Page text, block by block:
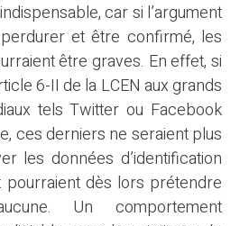
car si l’argument
et être confirmé, les
être graves. En effet, si
6-II de la LCEN aux grands
tels Twitter ou Facebook
ces derniers ne seraient plus
les données d’identification
dès lors prétendre
Un comportement